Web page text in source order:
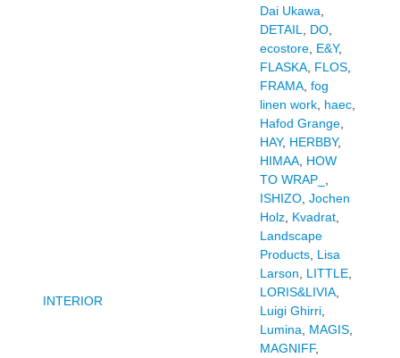
INTERIOR
Dai Ukawa
DETAIL
DO,
ecostore, E&Y,
FLASKA, FLOS,
FRAMA, fog
linen work, haec,
Hafod Grange,
HAY, HERBBY,
HIMAA, HOW
TO WRAP_
ISHIZO, Jochen
Holz, Kvadrat,
Landscape
Products, Lisa
Larson
LITTLE,
LORIS&LIVIA,
Luigi Ghirri,
Lumina
MAGIS,
MAGNIFF,